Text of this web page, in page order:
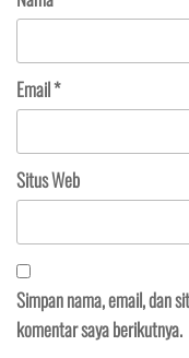
Email*
Situs Web
Simpan nama, email, dan
komentar saya berikutnya.